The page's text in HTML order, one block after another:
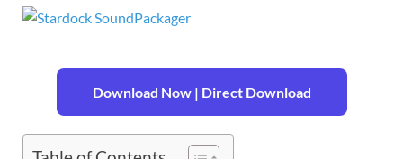
Download Now | Direct Download